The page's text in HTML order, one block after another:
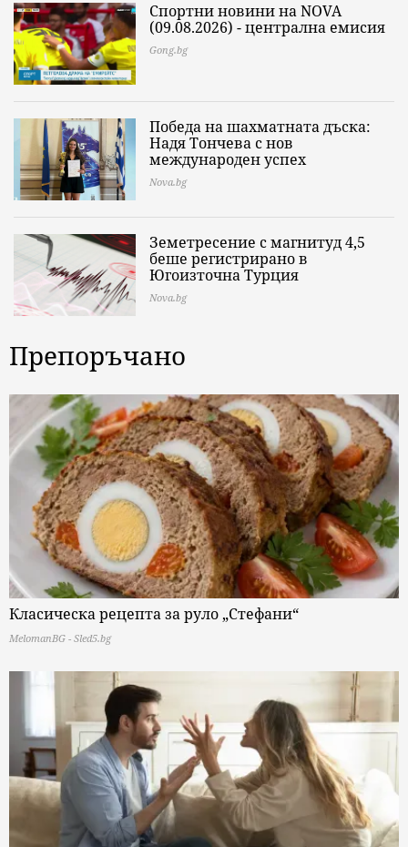
Спортни новини на NOVA
(09.08.2026) - централна емисия
Gong.bg
Победа на шахматната дъска:
Надя Тончева с нов
международен успех
Nova.bg
Земетресение с магнитуд 4,5
беше регистрирано в
Югоизточна Турция
Nova.bg
Препоръчано
Класическа рецепта за руло „Стефани“
MelomanBG - Sled5.bg